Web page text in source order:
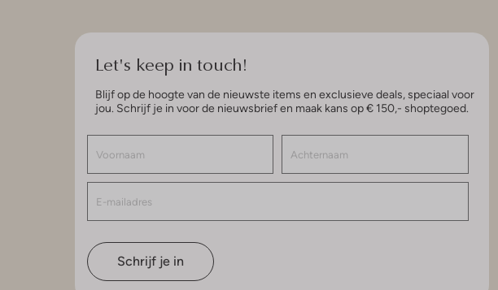
Let's keep in touch!
Blijf op de hoogte van de nieuwste items en exclusieve deals, speciaal voor
jou. Schrijf je in voor de nieuwsbrief en maak kans op € 150,- shoptegoed.
Schrijf je in